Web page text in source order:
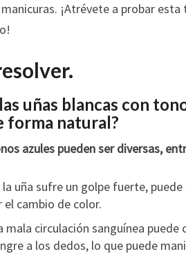
¡Atrévete a probar
uñas blancas con
forma natural?
azules pueden ser diversas,
la uña sufre un golpe fuerte,
el cambio de color.
mala circulación sanguínea puede
a los dedos, lo que puede